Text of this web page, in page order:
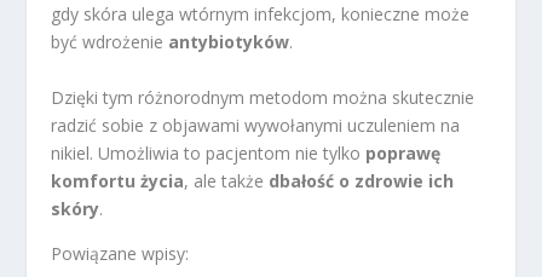
gdy skóra ulega wtórnym infekcjom, konieczne może
być wdrożenie antybiotyków.
Dzięki tym różnorodnym metodom można skutecznie
radzić sobie z objawami wywołanymi uczuleniem na
nikiel. Umożliwia to pacjentom nie tylko poprawę
komfortu życia, ale także dbałość o zdrowie ich
skóry.
Powiązane wpisy: